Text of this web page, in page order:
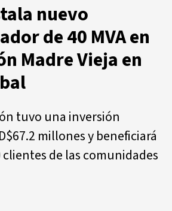
nuevo
de 40 MVA en
Madre Vieja en
tuvo una inversión
millones y beneficiará
clientes de las comunidades